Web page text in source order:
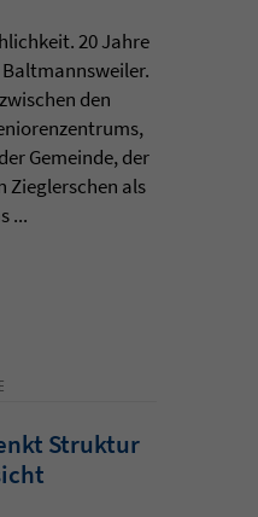
20 Jahre
den
Gemeinde, der
Zieglerschen als
...
Struktur